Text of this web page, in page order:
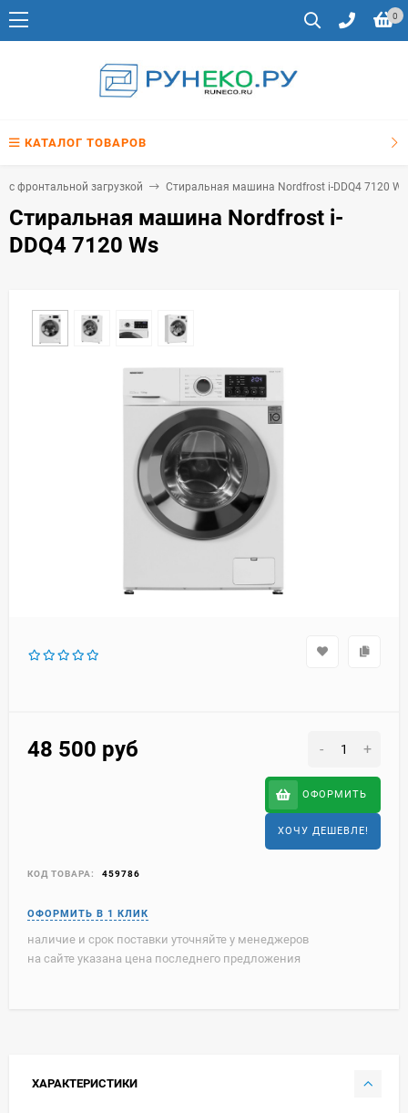
0
КАТАЛОГ ТОВАРОВ
фронтальной загрузкой Стиральная машина Nordfrost i-DDQ4 7120 Ws
Стиральная машина Nordfrost i-
DDQ4 7120 Ws
48 500 руб - +
ОФОРМИТЬ
ХОЧУ ДЕШЕВЛЕ!
КОД ТОВАРА: 459786
наличие и срок поставки уточняйте у менеджеров
на сайте указана цена последнего предложения
ХАРАКТЕРИСТИКИ